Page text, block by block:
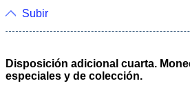
Subir
Disposición adicional cuarta.
especiales y de colección.